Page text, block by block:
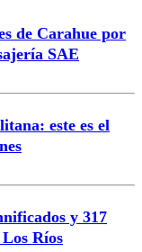
de Carahue por
SAE
este es el
y 317
Ríos